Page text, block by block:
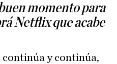
momento para
Netflix que acabe
y continúa,